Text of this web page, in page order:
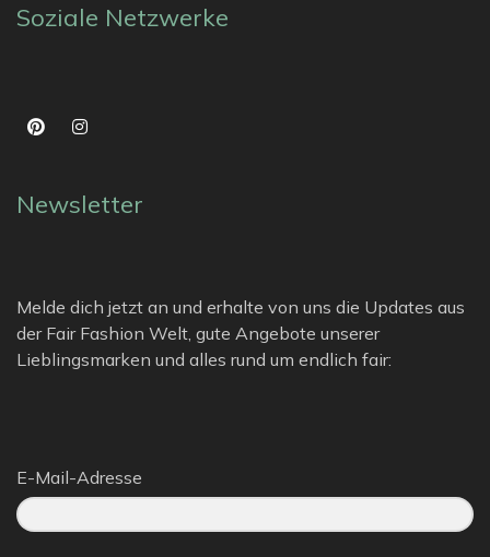
Soziale Netzwerke
Newsletter
Melde dich jetzt an und erhalte von uns die Updates aus
der Fair Fashion Welt, gute Angebote unserer
Lieblingsmarken und alles rund um endlich fair:
E-Mail-Adresse